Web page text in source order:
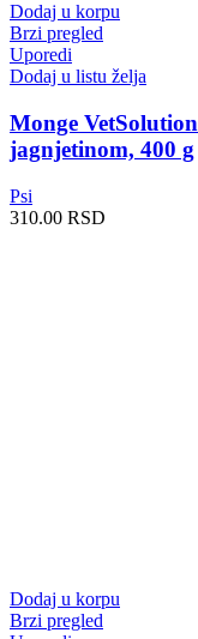
Dodaj u korpu
Brzi pregled
Uporedi
Dodaj u listu želja
Monge
jagnjetinom, 400 g
Psi
310.00 RSD
Dodaj u korpu
Brzi pregled